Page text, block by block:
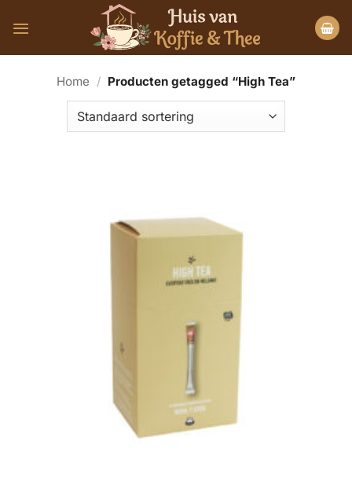
naar
Home / Producten getagged “High Tea”